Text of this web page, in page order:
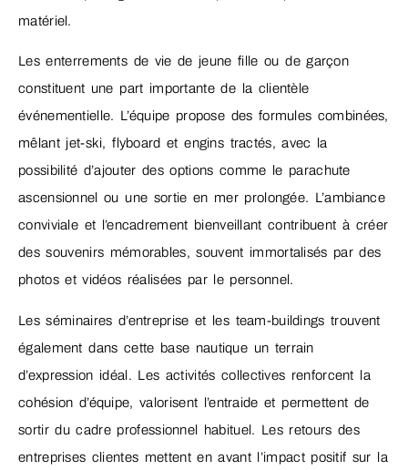
matériel.
Les enterrements de vie de jeune fille ou de garçon
constituent une part importante de la clientèle
événementielle. L’équipe propose des formules combinées,
mêlant jet-ski, flyboard et engins tractés, avec la
possibilité d’ajouter des options comme le parachute
ascensionnel ou une sortie en mer prolongée. L’ambiance
conviviale et l’encadrement bienveillant contribuent à créer
des souvenirs mémorables, souvent immortalisés par des
photos et vidéos réalisées par le personnel.
Les séminaires d’entreprise et les team-buildings trouvent
également dans cette base nautique un terrain
d’expression idéal. Les activités collectives renforcent la
cohésion d’équipe, valorisent l’entraide et permettent de
sortir du cadre professionnel habituel. Les retours des
entreprises clientes mettent en avant l’impact positif sur la